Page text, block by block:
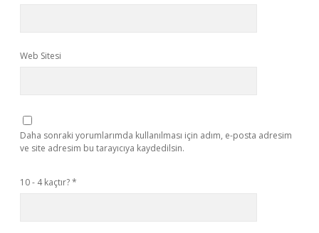
Web Sitesi
Daha sonraki yorumlarımda kullanılması için adım, e-posta adresim
ve site adresim bu tarayıcıya kaydedilsin.
10 - 4 kaçtır?*